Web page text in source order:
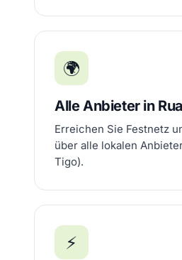
🌍
Alle Anbieter in
Erreichen Sie Festnetz
über alle lokalen
Tigo).
⚡